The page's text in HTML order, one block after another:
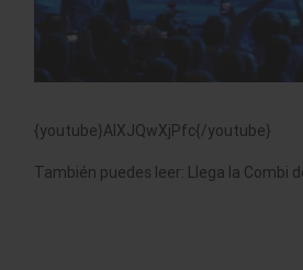
{youtube}AIXJQwXjPfc{/youtube}
También puedes leer: Llega la Combi